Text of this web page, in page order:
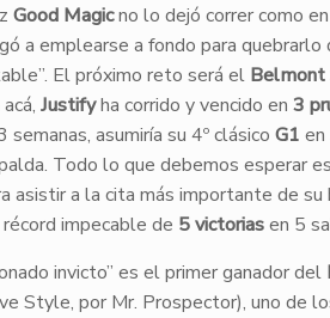
Good Magicno lo dejó correr como
a emplearse a fondo para quebrarlo
El próximo reto será el Belmont
Justifyha corrido y vencido en 3
asumiría su 4º clásico G1
Todo lo que debemos esperar
asistir a la cita más importante de
impecable de 5 victoriasen 5
invicto” es el primer ganador del
Style, por Mr. Prospector), uno de